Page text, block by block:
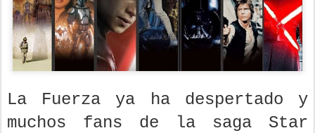
La Fuerza ya ha despertado y
muchos fans de la saga Star